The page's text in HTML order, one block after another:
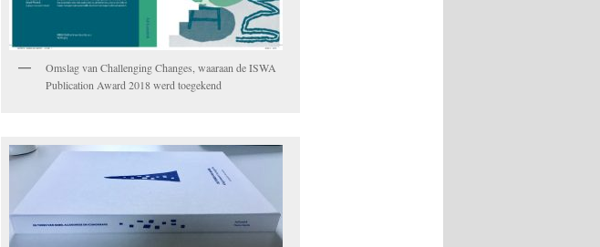
Omslag van Challenging Changes, waaraan de ISWA
Publication Award 2018 werd toegekend